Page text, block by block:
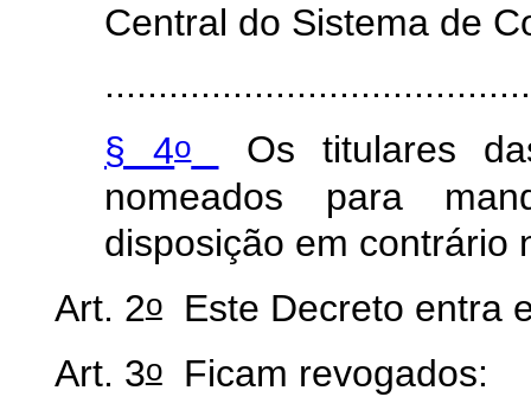
Central do Sistema de
§ 4o
Os titulares
nomeados para
disposição em contrário
Art. 2oEste Decreto entra
Art. 3oFicam revogados: